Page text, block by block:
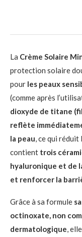
La Crème Solaire
protection solaire
pour les peaux
(comme après
dioxyde de titane
reflète
la peau, ce qui
contient trois
hyaluronique et de
et renforcer la
Grâce à sa formule
octinoxate, non
dermatologique,